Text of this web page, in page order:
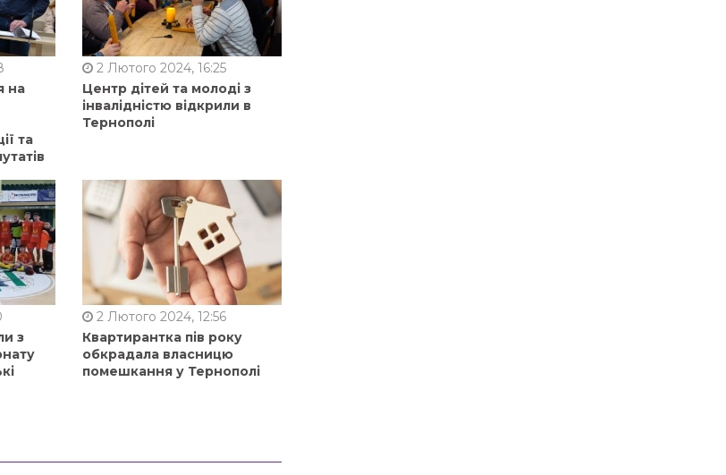
на
та
2 Лютого 2024, 16:25
Центр дітей та молоді з
інвалідністю відкрили в
Тернополі
з
2 Лютого 2024, 12:56
Квартирантка пів року
обкрадала власницю
помешкання у Тернополі